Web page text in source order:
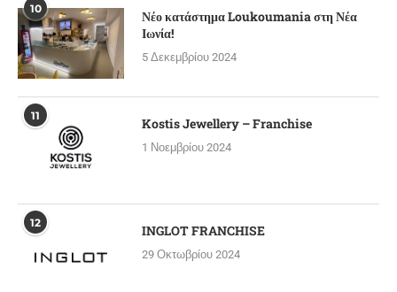
10
Νέο κατάστημα Loukoumania στη Νέα
Ιωνία!
5 Δεκεμβρίου 2024
11 Kostis Jewellery – Franchise
1 Νοεμβρίου 2024
12 INGLOT FRANCHISE
29 Οκτωβρίου 2024